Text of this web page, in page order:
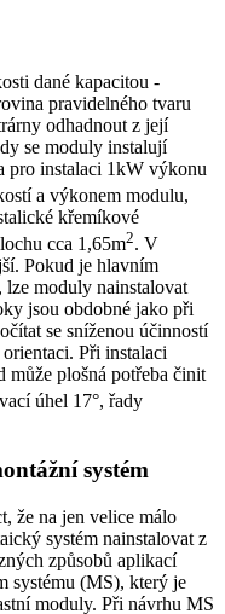
dané kapacitou
pravidelného tvaru
odhadnout z její
se moduly instalují
pro instalaci 1kW výkonu
a výkonem modulu,
křemíkové
cca 1,65m2. V
Pokud je hlavním
moduly nainstalovat
jsou obdobné jako při
se sníženou účinností
Při instalaci
plošná potřeba činit
úhel 17°, řady
systém
že na jen velice málo
systém nainstalovat z
způsobů aplikací
systému (MS), který je
moduly. Při návrhu MS